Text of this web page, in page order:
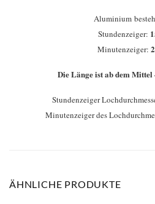
Aluminium
Stundenzeiger:
Minutenzeiger:
Die Länge ist ab dem Mittel
Stundenzeiger
Minutenzeiger des
ÄHNLICHE PRODUKTE